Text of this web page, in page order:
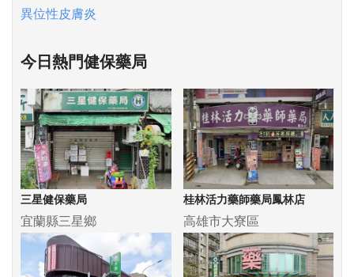
異位性皮膚炎
今日熱門健保藥局
三星健保藥局
宜蘭縣三星鄉
桂林活力藥師藥局鳳林店
高雄市大寮區